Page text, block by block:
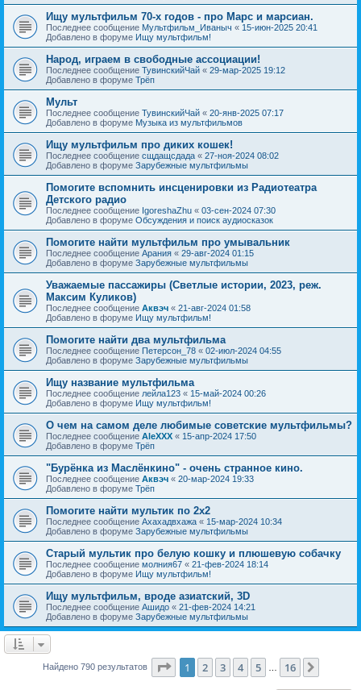
Ищу мультфильм 70-х годов - про Марс и марсиан.
Последнее сообщение Мультфильм_Иваныч « 15-июн-2025 20:41
Добавлено в форуме Ищу мультфильм!
Народ, играем в свободные ассоциации!
Последнее сообщение ТувинскийЧай « 29-мар-2025 19:12
Добавлено в форуме Трёп
Мульт
Последнее сообщение ТувинскийЧай « 20-янв-2025 07:17
Добавлено в форуме Музыка из мультфильмов
Ищу мультфильм про диких кошек!
Последнее сообщение сщдащсдада « 27-ноя-2024 08:02
Добавлено в форуме Зарубежные мультфильмы
Помогите вспомнить инсценировки из Радиотеатра
Детского радио
Последнее сообщение IgoreshaZhu « 03-сен-2024 07:30
Добавлено в форуме Обсуждения и поиск аудиосказок
Помогите найти мультфильм про умывальник
Последнее сообщение Арания « 29-авг-2024 01:15
Добавлено в форуме Зарубежные мультфильмы
Уважаемые пассажиры (Светлые истории, 2023, реж.
Максим Куликов)
Последнее сообщение Аквэч « 21-авг-2024 01:58
Добавлено в форуме Ищу мультфильм!
Помогите найти два мультфильма
Последнее сообщение Петерсон_78 « 02-июл-2024 04:55
Добавлено в форуме Зарубежные мультфильмы
Ищу название мультфильма
Последнее сообщение лейла123 « 15-май-2024 00:26
Добавлено в форуме Ищу мультфильм!
О чем на самом деле любимые советские мультфильмы?
Последнее сообщение AleXXX « 15-апр-2024 17:50
Добавлено в форуме Трёп
"Бурёнка из Маслёнкино" - очень странное кино.
Последнее сообщение Аквэч « 20-мар-2024 19:33
Добавлено в форуме Трёп
Помогите найти мультик по 2х2
Последнее сообщение Ахахадвхажа « 15-мар-2024 10:34
Добавлено в форуме Зарубежные мультфильмы
Старый мультик про белую кошку и плюшевую собачку
Последнее сообщение молния67 « 21-фев-2024 18:14
Добавлено в форуме Ищу мультфильм!
Ищу мультфильм, вроде азиатский, 3D
Последнее сообщение Ашидо « 21-фев-2024 14:21
Добавлено в форуме Зарубежные мультфильмы
Найдено 790 результатов Страница из 16
1 2 3 4 5 16